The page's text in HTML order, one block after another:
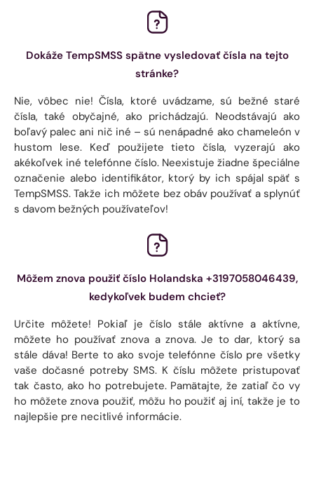
Dokáže TempSMSS spätne vysledovať čísla na tejto
stránke?
Nie, vôbec nie! Čísla, ktoré uvádzame, sú bežné staré
čísla, také obyčajné, ako prichádzajú. Neodstávajú ako
boľavý palec ani nič iné – sú nenápadné ako chameleón v
hustom lese. Keď použijete tieto čísla, vyzerajú ako
akékoľvek iné telefónne číslo. Neexistuje žiadne špeciálne
označenie alebo identifikátor, ktorý by ich spájal späť s
TempSMSS. Takže ich môžete bez obáv používať a splynúť
s davom bežných používateľov!
Môžem znova použiť číslo Holandska +3197058046439,
kedykoľvek budem chcieť?
Určite môžete! Pokiaľ je číslo stále aktívne a aktívne,
môžete ho používať znova a znova. Je to dar, ktorý sa
stále dáva! Berte to ako svoje telefónne číslo pre všetky
vaše dočasné potreby SMS. K číslu môžete pristupovať
tak často, ako ho potrebujete. Pamätajte, že zatiaľ čo vy
ho môžete znova použiť, môžu ho použiť aj iní, takže je to
najlepšie pre necitlivé informácie.